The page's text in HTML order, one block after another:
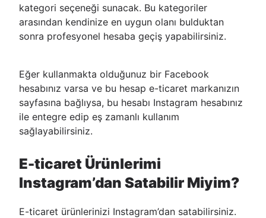
kategori seçeneği sunacak. Bu kategoriler
arasından kendinize en uygun olanı bulduktan
sonra profesyonel hesaba geçiş yapabilirsiniz.
Eğer kullanmakta olduğunuz bir Facebook
hesabınız varsa ve bu hesap e-ticaret markanızın
sayfasına bağlıysa, bu hesabı Instagram hesabınız
ile entegre edip eş zamanlı kullanım
sağlayabilirsiniz.
E-ticaret Ürünlerimi
Instagram’dan Satabilir Miyim?
E-ticaret ürünlerinizi Instagram’dan satabilirsiniz.